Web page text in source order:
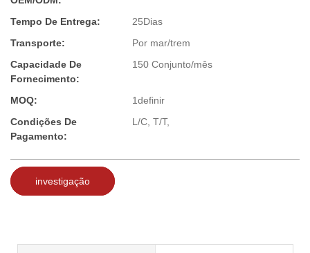
Tempo De Entrega:
25Dias
Transporte:
Por mar/trem
Capacidade De
Fornecimento:
150 Conjunto/mês
MOQ:
1definir
Condições De
Pagamento:
L/C, T/T,
investigação